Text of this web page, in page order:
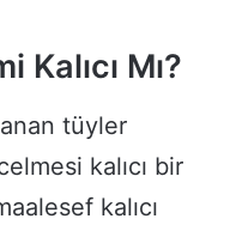
Mı?
tüyler
kalıcı bir
kalıcı